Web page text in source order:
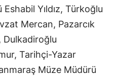
Yıldız, Türkoğlu
Mercan, Pazarcık
Dulkadiroğlu
Tarihçi-Yazar
Müze Müdürü